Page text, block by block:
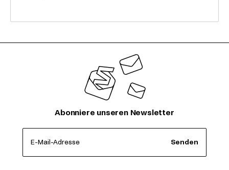
Abonniere unseren Newsletter
E-Mail-Adresse Senden